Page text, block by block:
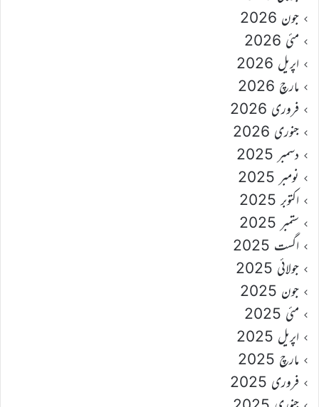
جون 2026
مئی 2026
اپریل 2026
مارچ 2026
فروری 2026
جنوری 2026
دسمبر 2025
نومبر 2025
اکتوبر 2025
ستمبر 2025
اگست 2025
جولائی 2025
جون 2025
مئی 2025
اپریل 2025
مارچ 2025
فروری 2025